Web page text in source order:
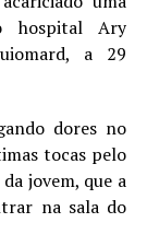
hospital Ary
a 29
dores no
tocas pelo
jovem, que a
na sala do